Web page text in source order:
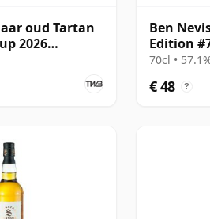
oud Tartan
2026
Ben
Edition
Vintage
70cl •
€ 48 ?